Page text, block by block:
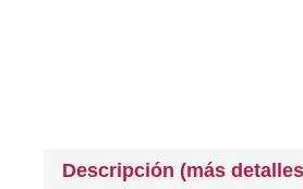
Descripción (más